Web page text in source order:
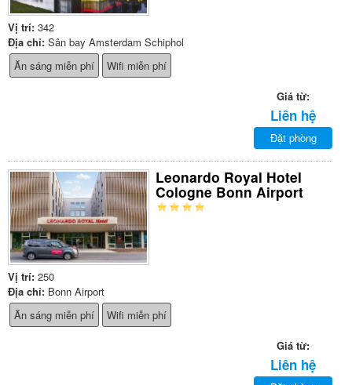
Vị trí: 342
Địa chỉ: Sân bay Amsterdam Schiphol
Ăn sáng miễn phí
Wifi miễn phí
Giá từ:
Liên hệ
Đặt phòng
Leonardo Royal Hotel
Cologne Bonn Airport
Vị trí: 250
Địa chỉ: Bonn Airport
Ăn sáng miễn phí
Wifi miễn phí
Giá từ:
Liên hệ